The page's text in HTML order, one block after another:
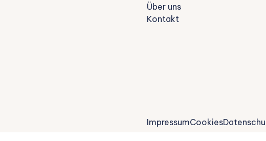
Über uns
Kontakt
ImpressumCookies